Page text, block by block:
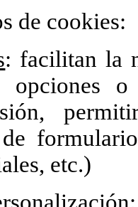
de cookies:
: facilitan la
opciones
etc.)